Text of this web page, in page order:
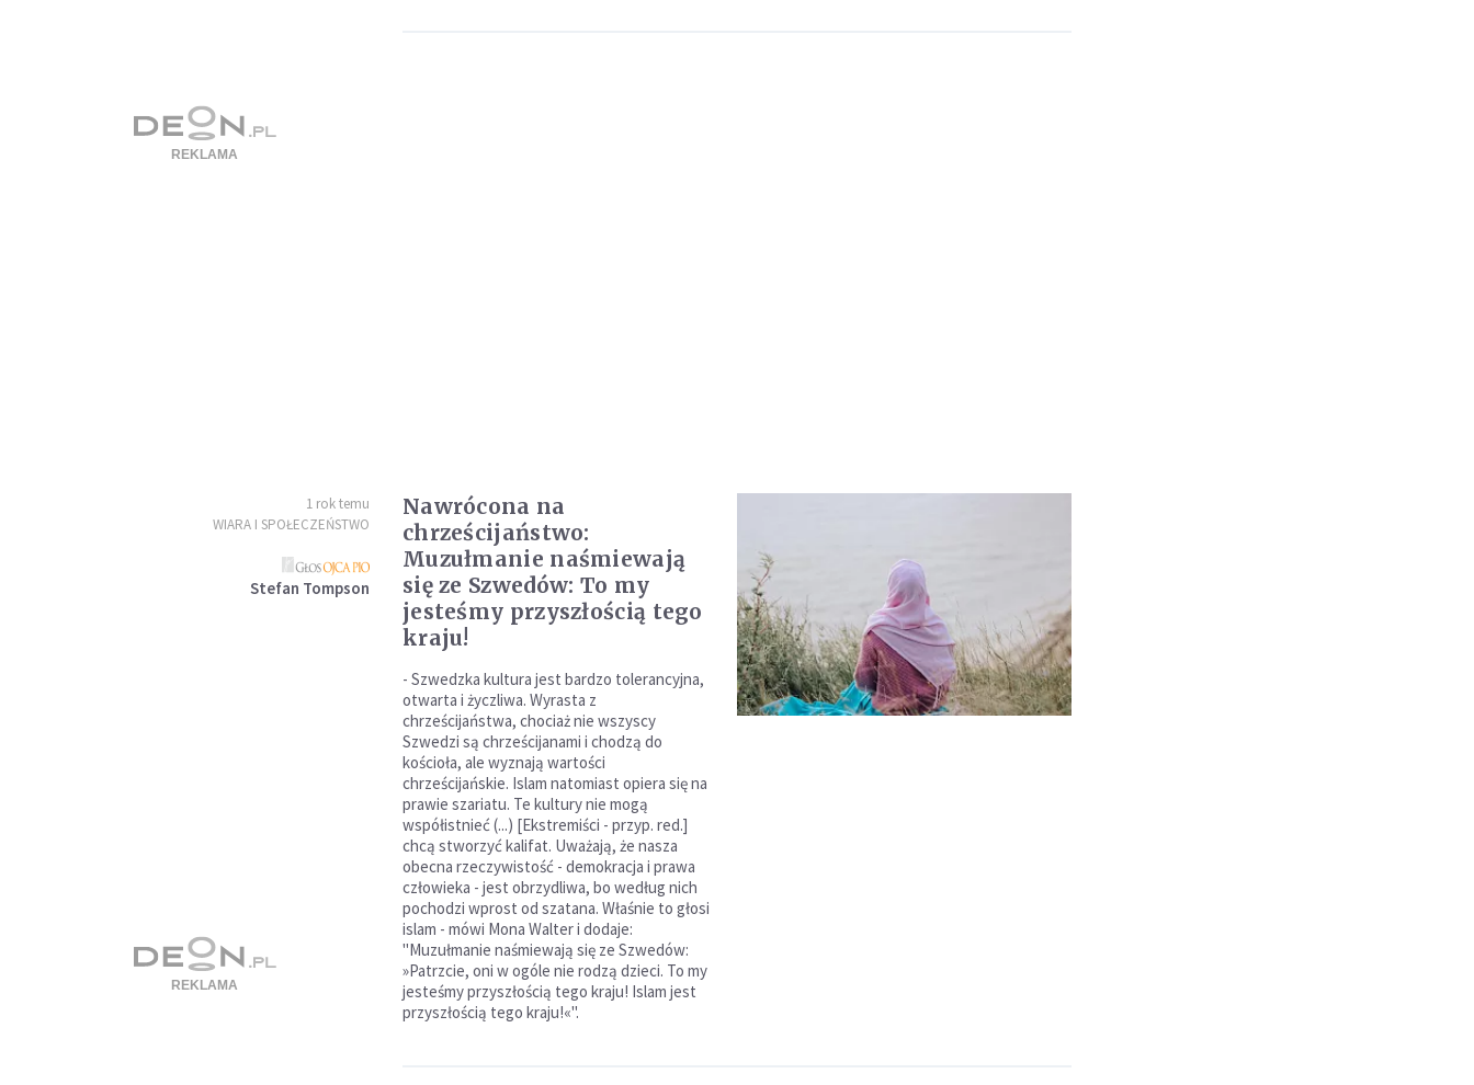
1 rok temu
WIARA I SPOŁECZEŃSTWO
Stefan Tompson
Nawrócona na
chrześcijaństwo:
Muzułmanie naśmiewają
się ze Szwedów: To my
jesteśmy przyszłością tego
kraju!
- Szwedzka kultura jest bardzo tolerancyjna,
otwarta i życzliwa. Wyrasta z
chrześcijaństwa, chociaż nie wszyscy
Szwedzi są chrześcijanami i chodzą do
kościoła, ale wyznają wartości
chrześcijańskie. Islam natomiast opiera się na
prawie szariatu. Te kultury nie mogą
współistnieć (...) [Ekstremiści - przyp. red.]
chcą stworzyć kalifat. Uważają, że nasza
obecna rzeczywistość - demokracja i prawa
człowieka - jest obrzydliwa, bo według nich
pochodzi wprost od szatana. Właśnie to głosi
islam - mówi Mona Walter i dodaje:
"Muzułmanie naśmiewają się ze Szwedów:
»Patrzcie, oni w ogóle nie rodzą dzieci. To my
jesteśmy przyszłością tego kraju! Islam jest
przyszłością tego kraju!«".